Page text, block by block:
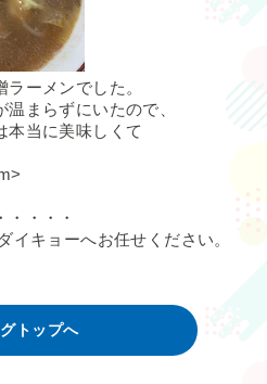
ーメンでした。
まらずにいたので、
本当に美味しくて
・・・・
イキョーへお任せください。
トップへ